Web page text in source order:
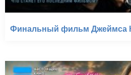
Финальный фильм Джеймса